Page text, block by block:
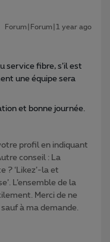
Forum|Forum|1 year ago
service fibre, s’il est
une équipe sera
et bonne journée.
profil en indiquant
conseil : La
? ‘Likez’-la et
L’ensemble de la
Merci de ne
à ma demande.